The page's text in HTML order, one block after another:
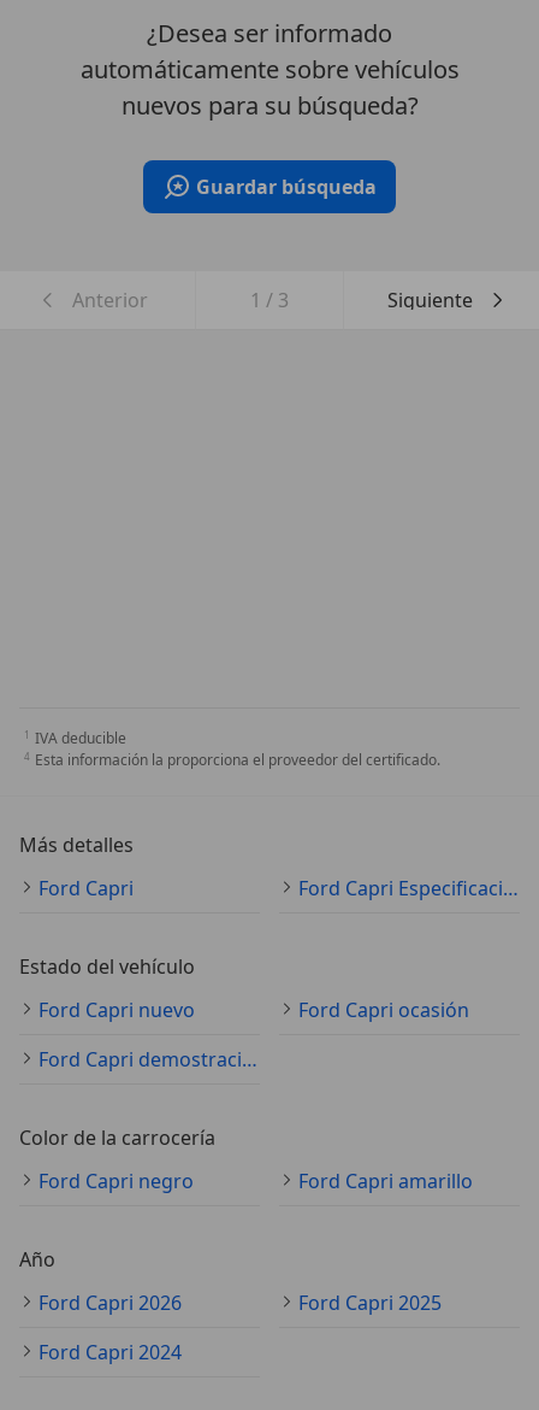
¿Desea ser informado
automáticamente sobre vehículos
nuevos para su búsqueda?
Guardar búsqueda
Anterior 1 / 3 Siguiente
IVA deducible
Esta información la proporciona el proveedor del certificado.
Más detalles
Ford Capri
Ford Capri Especificaciones técnicas
Estado del vehículo
Ford Capri nuevo
Ford Capri ocasión
Ford Capri demostración
Color de la carrocería
Ford Capri negro
Ford Capri amarillo
Año
Ford Capri 2026
Ford Capri 2025
Ford Capri 2024